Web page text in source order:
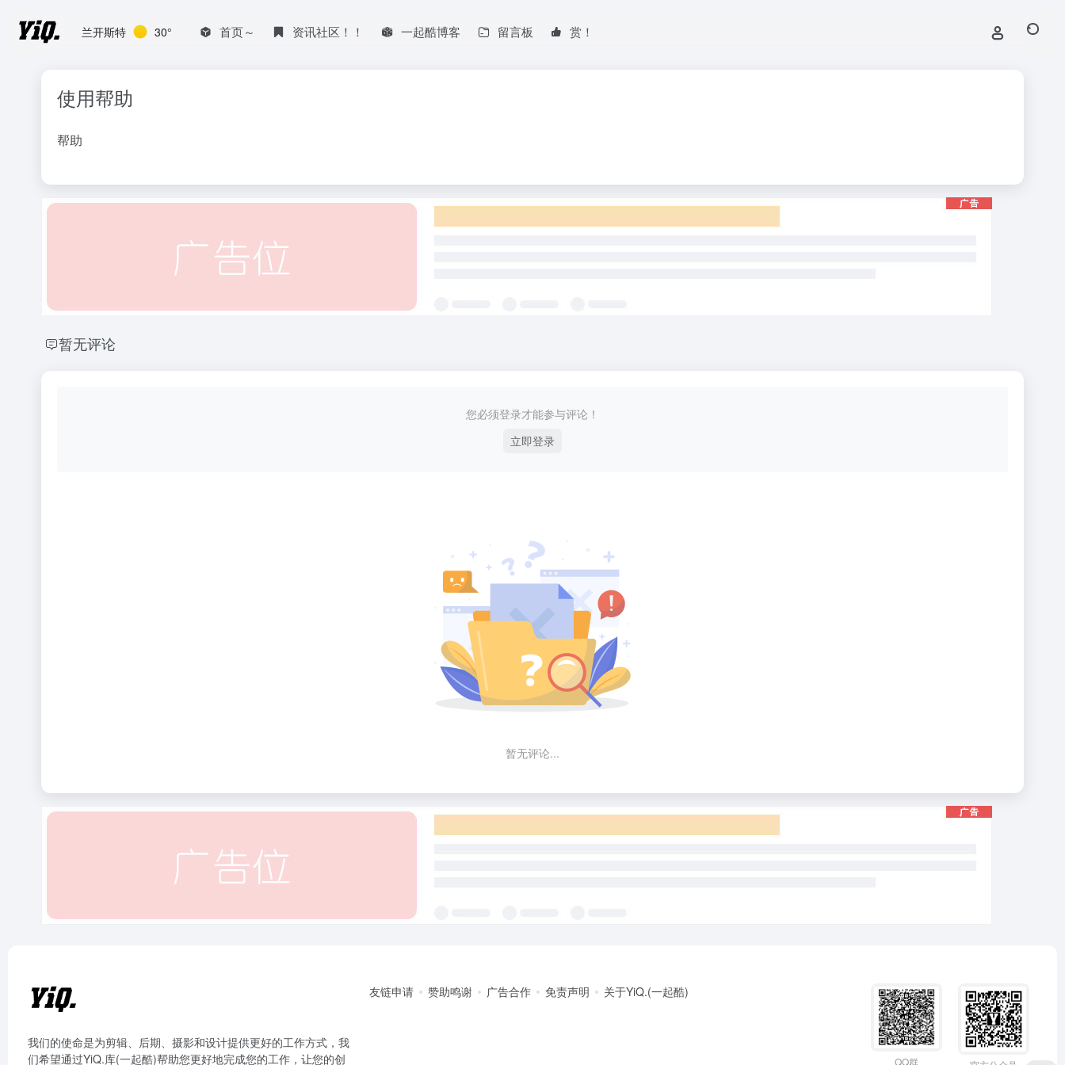
兰开斯特 30° 首页～ 资讯社区！！ 一起酷博客 留言板 赏！
使用帮助
帮助
暂无评论
您必须登录才能参与评论！
立即登录
暂无评论...
我们的使命是为剪辑、后期、摄影和设计提供更好的工作方式，我
们希望通过YiQ.库(一起酷)帮助您更好地完成您的工作，让您的创
友链申请 赞助鸣谢 广告合作 免责声明 关于YiQ.(一起酷)
QQ群